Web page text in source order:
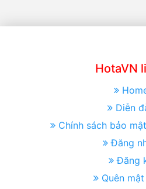
HotaVN
Diễn
Chính sách bảo
Đăng
Đăng
Quên